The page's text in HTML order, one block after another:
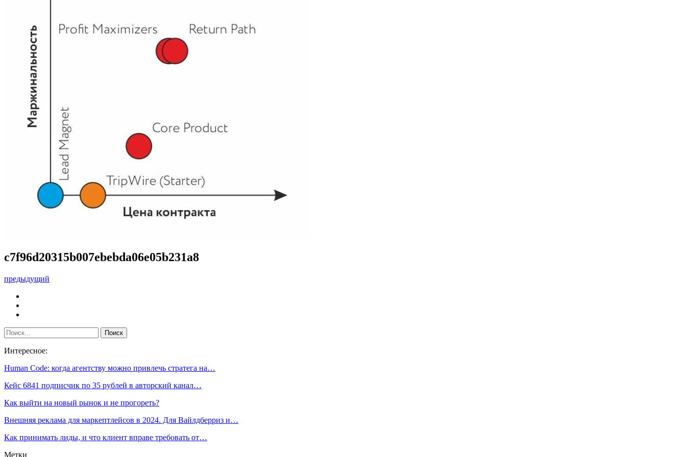
c7f96d20315b007ebebda06e05b231a8
предыдущий
Интересное:
Human Code: когда агентству можно привлечь стратега на…
Кейс 6841 подписчик по 35 рублей в авторский канал…
Как выйти на новый рынок и не прогореть?
Внешняя реклама для маркептлейсов в 2024. Для Вайлдберриз и…
Как принимать лиды, и что клиент вправе требовать от…
Метки